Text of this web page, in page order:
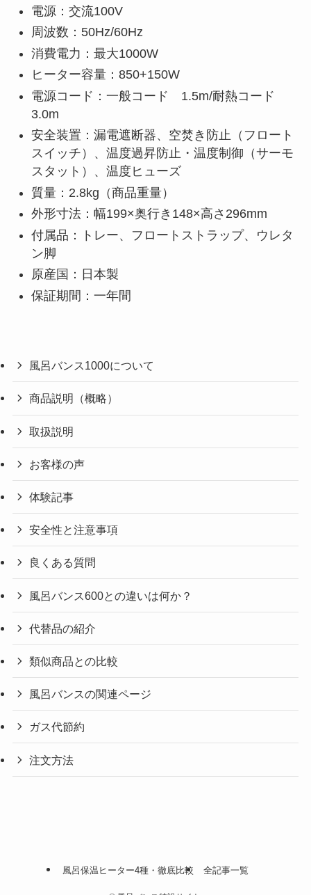
電源：交流100V
周波数：50Hz/60Hz
消費電力：最大1000W
ヒーター容量：850+150W
電源コード：一般コード 1.5m/耐熱コード
3.0m
安全装置：漏電遮断器、空焚き防止（フロート
スイッチ）、温度過昇防止・温度制御（サーモ
スタット）、温度ヒューズ
質量：2.8kg（商品重量）
外形寸法：幅199×奥行き148×高さ296mm
付属品：トレー、フロートストラップ、ウレタ
ン脚
原産国：日本製
保証期間：一年間
風呂バンス1000について
商品説明（概略）
取扱説明
お客様の声
体験記事
安全性と注意事項
良くある質問
風呂バンス600との違いは何か？
代替品の紹介
類似商品との比較
風呂バンスの関連ページ
ガス代節約
注文方法
風呂保温ヒーター4種・徹底比較 全記事一覧